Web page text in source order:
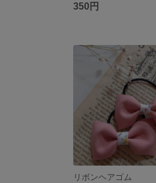
350円
リボンヘアゴム